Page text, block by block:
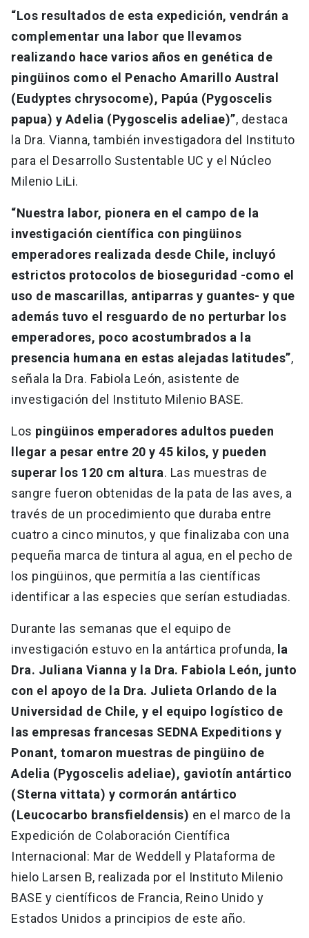
“Los resultados de esta expedición, vendrán a
complementar una labor que llevamos
realizando hace varios años en genética de
pingüinos como el Penacho Amarillo Austral
(Eudyptes chrysocome), Papúa (Pygoscelis
papua) y Adelia (Pygoscelis adeliae)”, destaca
la Dra. Vianna, también investigadora del Instituto
para el Desarrollo Sustentable UC y el Núcleo
Milenio LiLi.
“Nuestra labor, pionera en el campo de la
investigación científica con pingüinos
emperadores realizada desde Chile, incluyó
estrictos protocolos de bioseguridad -como el
uso de mascarillas, antiparras y guantes- y que
además tuvo el resguardo de no perturbar los
emperadores, poco acostumbrados a la
presencia humana en estas alejadas latitudes”,
señala la Dra. Fabiola León, asistente de
investigación del Instituto Milenio BASE.
Los pingüinos emperadores adultos pueden
llegar a pesar entre 20 y 45 kilos, y pueden
superar los 120 cm altura. Las muestras de
sangre fueron obtenidas de la pata de las aves, a
través de un procedimiento que duraba entre
cuatro a cinco minutos, y que finalizaba con una
pequeña marca de tintura al agua, en el pecho de
los pingüinos, que permitía a las científicas
identificar a las especies que serían estudiadas.
Durante las semanas que el equipo de
investigación estuvo en la antártica profunda, la
Dra. Juliana Vianna y la Dra. Fabiola León, junto
con el apoyo de la Dra. Julieta Orlando de la
Universidad de Chile, y el equipo logístico de
las empresas francesas SEDNA Expeditions y
Ponant, tomaron muestras de pingüino de
Adelia (Pygoscelis adeliae), gaviotín antártico
(Sterna vittata) y cormorán antártico
(Leucocarbo bransfieldensis)​ en el marco de la
Expedición de Colaboración Científica
Internacional: Mar de Weddell y Plataforma de
hielo Larsen B, realizada por el Instituto Milenio
BASE y científicos de Francia, Reino Unido y
Estados Unidos a principios de este año.